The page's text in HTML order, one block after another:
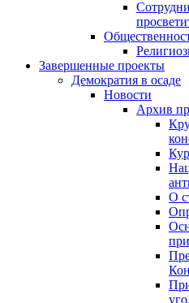
Завершенные проекты
Демократия в осаде
Новости
Архив
О